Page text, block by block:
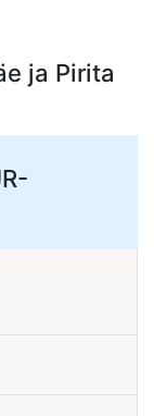
ja Pirita